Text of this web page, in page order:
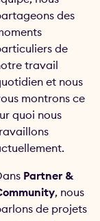
des
de
travail
et nous
montrons ce
quoi nous
Partner &
, nous
de projets